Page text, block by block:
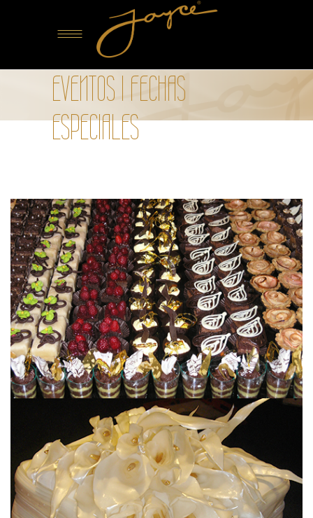
EVENTOS I FECHAS
ESPECIALES
CUMPLEAÑOS
OCASIONES ESPECIALES
MATRIMONIO